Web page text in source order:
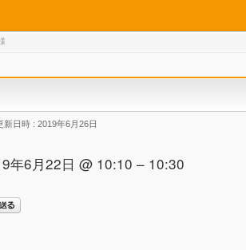
新日時 : 2019年6月26日
年6月22日 @ 10:10 – 10:30